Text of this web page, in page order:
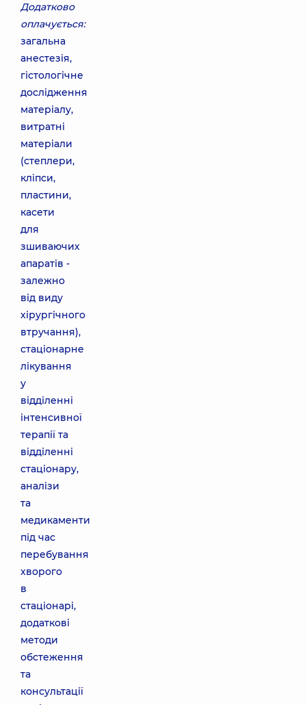
Додатково
оплачується:
загальна
анестезія,
гістологічне
дослідження
матеріалу,
витратні
матеріали
(степлери,
кліпси,
пластини,
касети
для
зшиваючих
апаратів -
залежно
від виду
хірургічного
втручання),
стаціонарне
лікування
у
відділенні
інтенсивної
терапії та
відділенні
стаціонару,
аналізи
та
медикаменти
під час
перебування
хворого
в
стаціонарі,
додаткові
методи
обстеження
та
консультації